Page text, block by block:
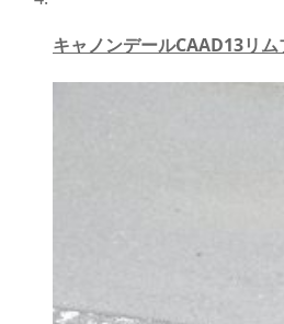
キャノンデールCAAD13リ